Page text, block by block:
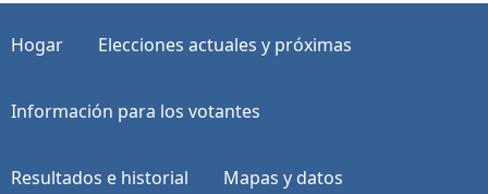
Hogar Elecciones actuales y próximas
Información para los votantes
Resultados e historial Mapas y datos